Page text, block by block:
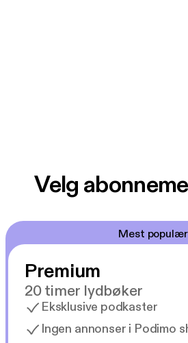
Velg
Mest populær
Premium
20 timer lydbøker
Eksklusive podkaster
Ingen annonser i Podimo